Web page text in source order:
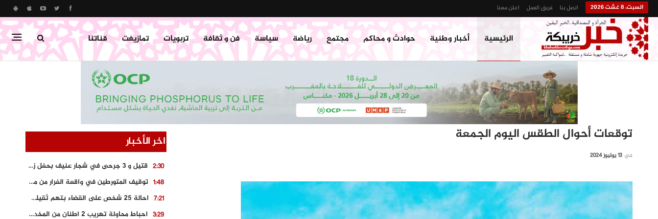
السبت، 8 غشت 2026 اتصل بنا فريق العمل اعلن معنا
الرئيسية أخبار وطنية حوادث و محاكم مجتمع رياضة سياسة فن و ثقافة تربويات تمازيغت قناتنا
توقعات أحوال الطقس اليوم الجمعة
في 13 يوليوز 2024
اخر الأخبار
2:30
قتيل و 3 جرحى في شجار عنيف بحفل زفاف بسوق اليبت
1:48
توقيف المتورطين في واقعة الفرار من محطة وقود و حجز السيارة
7:21
احالة 25 شخص على القضاء بتهم ثقيلة على خلفية احداث المناطق الشمالية
3:29
احباط محاولة تهريب 2 اطنان من المخدرات بتارودانت